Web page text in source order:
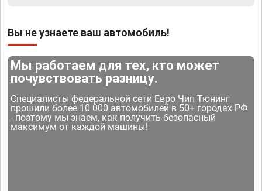
Вы не узнаете ваш автомобиль!
Мы работаем для тех, кто может
почувствовать разницу.
Специалисты федеральной сети Евро Чип Тюнинг
прошили более 10 000 автомобилей в 50+ городах РФ
- поэтому мы знаем, как получить безопасный
максимум от каждой машины!